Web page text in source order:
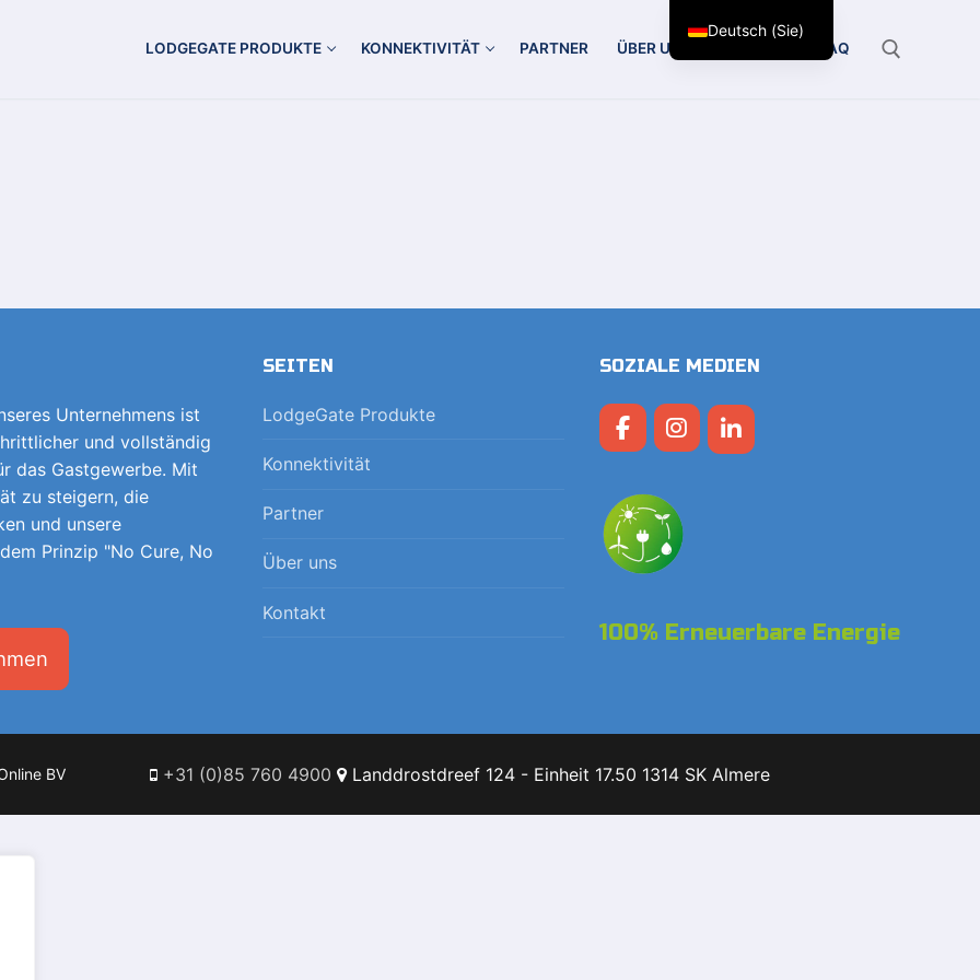
LODGEGATE PRODUKTE KONNEKTIVITÄT PARTNER ÜBER UNS FAQ
Unternehmens ist
und vollständig
das Gastgewerbe. Mit
zu steigern, die
und unsere
Prinzip "No Cure, No
SEITEN
LodgeGate Produkte
Konnektivität
Partner
Über uns
Kontakt
SOZIALE MEDIEN
100% Erneuerbare Energie
BV +31 (0)85 760 4900 Landdrostdreef 124 - Einheit 17.50 1314 SK Almere
Deutsch (Sie)